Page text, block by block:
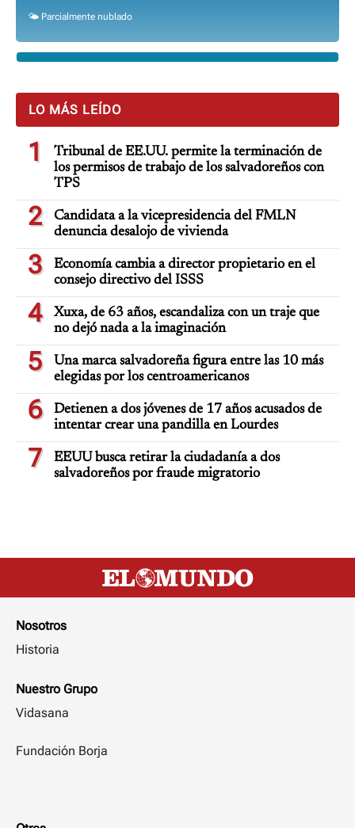
🌤️ Parcialmente nublado
LO MÁS LEÍDO
1
Tribunal de EE.UU. permite la terminación de
los permisos de trabajo de los salvadoreños con
TPS
2
Candidata a la vicepresidencia del FMLN
denuncia desalojo de vivienda
3
Economía cambia a director propietario en el
consejo directivo del ISSS
4
Xuxa, de 63 años, escandaliza con un traje que
no dejó nada a la imaginación
5
Una marca salvadoreña figura entre las 10 más
elegidas por los centroamericanos
6
Detienen a dos jóvenes de 17 años acusados de
intentar crear una pandilla en Lourdes
7
EEUU busca retirar la ciudadanía a dos
salvadoreños por fraude migratorio
Nosotros
Historia
Nuestro Grupo
Vidasana
Fundación Borja